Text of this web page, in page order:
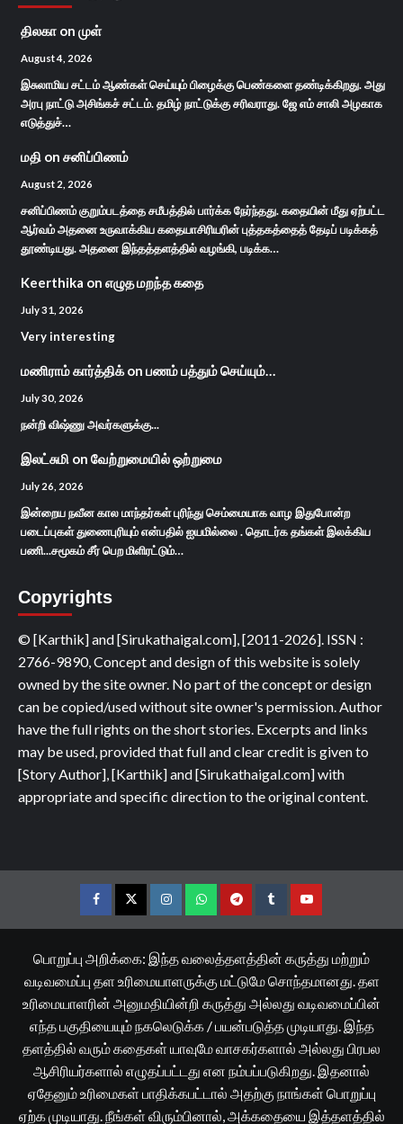
திலகா on முள்
August 4, 2026
இசுலாமிய சட்டம் ஆண்கள் செய்யும் பிழைக்கு பெண்களை தண்டிக்கிறது. அது
அரபு நாட்டு அசிங்கச் சட்டம். தமிழ் நாட்டுக்கு சரிவராது. ஜே எம் சாலி அழகாக
எடுத்துச்…
மதி on சனிப்பிணம்
August 2, 2026
சனிப்பிணம் குறும்படத்தை சமீபத்தில் பார்க்க நேர்ந்தது. கதையின் மீது ஏற்பட்ட
ஆர்வம் அதனை உருவாக்கிய கதையாசிரியரின் புத்தகத்தைத் தேடிப் படிக்கத்
தூண்டியது. அதனை இந்தத்தளத்தில் வழங்கி, படிக்க…
Keerthika on எழுத மறந்த கதை
July 31, 2026
Very interesting
மணிராம் கார்த்திக்on பணம் பத்தும் செய்யும்…
July 30, 2026
நன்றி விஷ்ணு அவர்களுக்கு...
இலட்சுமி on வேற்றுமையில் ஒற்றுமை
July 26, 2026
இன்றைய நவீன கால மாந்தர்கள் புரிந்து செம்மையாக வாழ இதுபோன்ற
படைப்புகள் துணைபுரியும் என்பதில் ஐயமில்லை . தொடர்க தங்கள் இலக்கிய
பணி...சமூகம் சீர் பெற மிளிரட்டும்…
Copyrights
© [Karthik] and [Sirukathaigal.com], [2011-2026]. ISSN :
2766-9890, Concept and design of this website is solely
owned by the site owner. No part of the concept or design
can be copied/used without site owner's permission. Author
have the full rights on the short stories. Excerpts and links
may be used, provided that full and clear credit is given to
[Story Author], [Karthik] and [Sirukathaigal.com] with
appropriate and specific direction to the original content.
FacebookTwitterInstagramWhatsappTelegramTumblrYouTube
பொறுப்பு அறிக்கை: இந்த வலைத்தளத்தின் கருத்து மற்றும்
வடிவமைப்பு தள உரிமையாளருக்கு மட்டுமே சொந்தமானது. தள
உரிமையாளரின் அனுமதியின்றி கருத்து அல்லது வடிவமைப்பின்
எந்த பகுதியையும் நகலெடுக்க / பயன்படுத்த முடியாது. இந்த
தளத்தில் வரும் கதைகள் யாவுமே வாசகர்களால் அல்லது பிரபல
ஆசிரியர்களால் எழுதப்பட்டது என நம்பப்படுகிறது. இதனால்
ஏதேனும் உரிமைகள் பாதிக்கபட்டால் அதற்கு நாங்கள் பொறுப்பு
ஏற்க முடியாது. நீங்கள் விரும்பினால், அக்கதையை இத்தளத்தில்